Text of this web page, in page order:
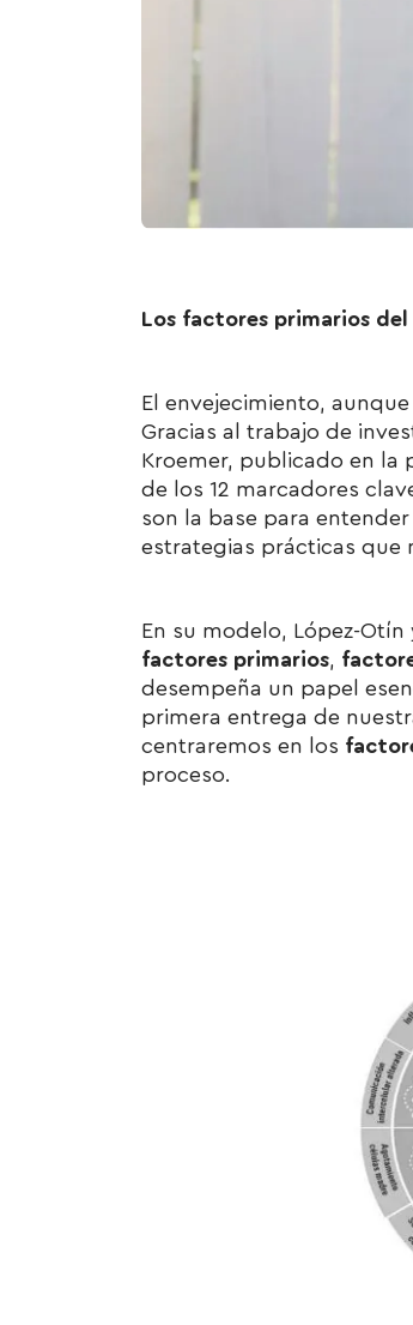
Los factores primarios
El envejecimiento,
Gracias al trabajo de
Kroemer, publicado en la
de los 12 marcadores
son la base para
estrategias prácticas que
En su modelo, López-
factores primarios,
desempeña un papel
primera entrega de
centraremos en los
proceso.